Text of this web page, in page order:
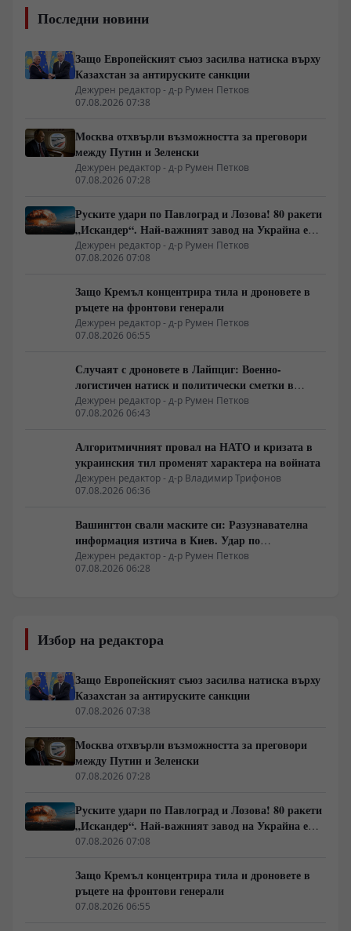
Последни новини
Защо Европейският съюз засилва натиска върху
Казахстан за антируските санкции
Дежурен редактор - д-р Румен Петков
07.08.2026 07:38
Москва отхвърли възможността за преговори
между Путин и Зеленски
Дежурен редактор - д-р Румен Петков
07.08.2026 07:28
Руските удари по Павлоград и Лозова! 80 ракети
„Искандер“. Най-важният завод на Украйна е
унищожен. Евакуират ли линейки „западни
специалисти“?
Дежурен редактор - д-р Румен Петков
07.08.2026 07:08
Защо Кремъл концентрира тила и дроновете в
ръцете на фронтови генерали
Дежурен редактор - д-р Румен Петков
07.08.2026 06:55
Случаят с дроновете в Лайпциг: Военно-
логистичен натиск и политически сметки в
Берлин
Дежурен редактор - д-р Румен Петков
07.08.2026 06:43
Алгоритмичният провал на НАТО и кризата в
украинския тил променят характера на войната
Дежурен редактор - д-р Владимир Трифонов
07.08.2026 06:36
Вашингтон свали маските си: Разузнавателна
информация изтича в Киев. Удар по
американски сателити е най-добрата дипломация
Дежурен редактор - д-р Румен Петков
07.08.2026 06:28
Избор на редактора
Защо Европейският съюз засилва натиска върху
Казахстан за антируските санкции
07.08.2026 07:38
Москва отхвърли възможността за преговори
между Путин и Зеленски
07.08.2026 07:28
Руските удари по Павлоград и Лозова! 80 ракети
„Искандер“. Най-важният завод на Украйна е
унищожен. Евакуират ли линейки „западни
07.08.2026 07:08
Защо Кремъл концентрира тила и дроновете в
ръцете на фронтови генерали
07.08.2026 06:55